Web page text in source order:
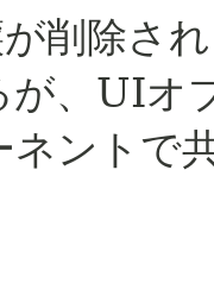
削除さ
が、UIオ
ネントで